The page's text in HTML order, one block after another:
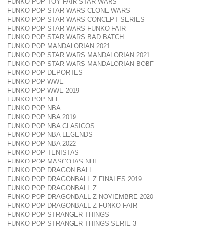
FUNKO POP TOY FAIR STAR WARS
FUNKO POP STAR WARS CLONE WARS
FUNKO POP STAR WARS CONCEPT SERIES
FUNKO POP STAR WARS FUNKO FAIR
FUNKO POP STAR WARS BAD BATCH
FUNKO POP MANDALORIAN 2021
FUNKO POP STAR WARS MANDALORIAN 2021
FUNKO POP STAR WARS MANDALORIAN BOBF
FUNKO POP DEPORTES
FUNKO POP WWE
FUNKO POP WWE 2019
FUNKO POP NFL
FUNKO POP NBA
FUNKO POP NBA 2019
FUNKO POP NBA CLASICOS
FUNKO POP NBA LEGENDS
FUNKO POP NBA 2022
FUNKO POP TENISTAS
FUNKO POP MASCOTAS NHL
FUNKO POP DRAGON BALL
FUNKO POP DRAGONBALL Z FINALES 2019
FUNKO POP DRAGONBALL Z
FUNKO POP DRAGONBALL Z NOVIEMBRE 2020
FUNKO POP DRAGONBALL Z FUNKO FAIR
FUNKO POP STRANGER THINGS
FUNKO POP STRANGER THINGS SERIE 3